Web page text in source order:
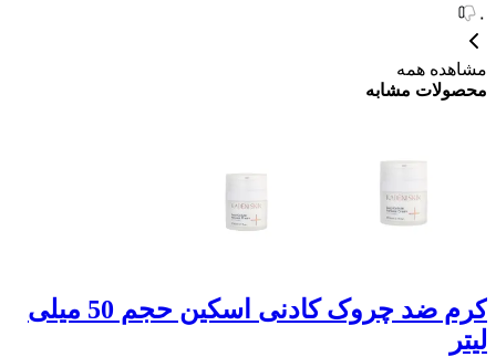
۰
مشاهده همه
محصولات مشابه
کرم ضد چروک کادنی اسکین حجم 50 میلی
لیتر